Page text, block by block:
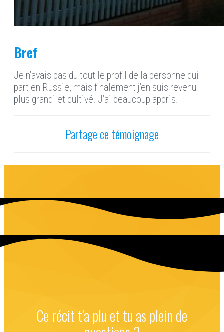
Bref
Je n’avais pas du tout le profil de la personne qui
part en Russie, mais finalement j’en suis revenu
plus grandi et cultivé. J’ai beaucoup appris.
Partage ce témoignage
Ce récit t'a plu et tu as plein de